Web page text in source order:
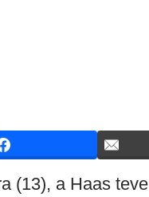
(13), a Haas